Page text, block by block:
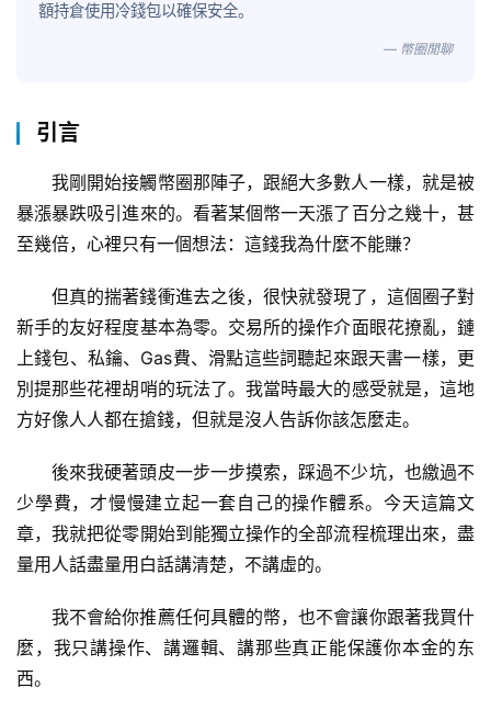
額持倉使用冷錢包以確保安全。
— 幣圈閒聊
引言
我剛開始接觸幣圈那陣子，跟絕大多數人一樣，就是被
暴漲暴跌吸引進來的。看著某個幣一天漲了百分之幾十，甚
至幾倍，心裡只有一個想法：這錢我為什麼不能賺？
但真的揣著錢衝進去之後，很快就發現了，這個圈子對
新手的友好程度基本為零。交易所的操作介面眼花撩亂，鏈
上錢包、私鑰、Gas費、滑點這些詞聽起來跟天書一樣，更
別提那些花裡胡哨的玩法了。我當時最大的感受就是，這地
方好像人人都在搶錢，但就是沒人告訴你該怎麼走。
後來我硬著頭皮一步一步摸索，踩過不少坑，也繳過不
少學費，才慢慢建立起一套自己的操作體系。今天這篇文
章，我就把從零開始到能獨立操作的全部流程梳理出來，盡
量用人話盡量用白話講清楚，不講虛的。
我不會給你推薦任何具體的幣，也不會讓你跟著我買什
麼，我只講操作、講邏輯、講那些真正能保護你本金的东
西。